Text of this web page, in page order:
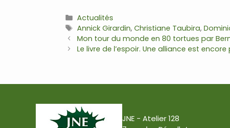
Catégories
Actualités
Étiquettes
Annick Girardin,Christiane Taubira,
Navigation
des
Mon tour du monde en 80 tortues par
Le livre de l’espoir. Une alliance est
JNE - Atelier 128